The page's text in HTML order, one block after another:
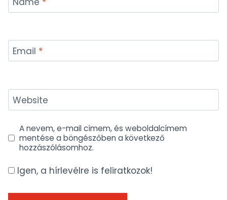
Email *
Website
A nevem, e-mail címem, és weboldalcímem
mentése a böngészőben a következő
hozzászólásomhoz.
Igen, a hírlevélre is feliratkozok!